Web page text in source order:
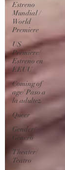
Estreno
Mundial /
World
Premiere
US
Premiere/
Estreno en
EEUU
Coming of
age/ Paso a
la adultez
Queer
Gender/
Género
Theater/
Teatro